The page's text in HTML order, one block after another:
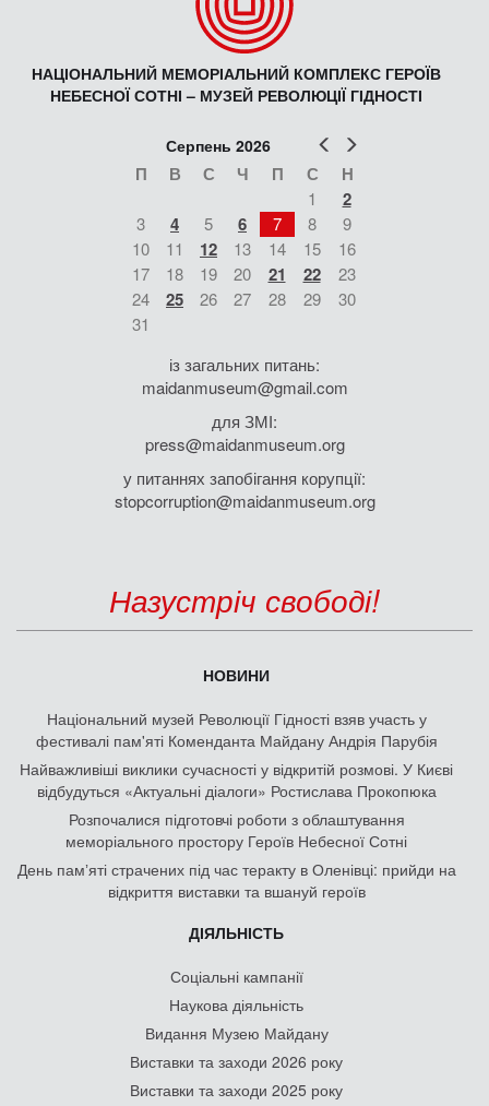
НАЦІОНАЛЬНИЙ МЕМОРІАЛЬНИЙ КОМПЛЕКС ГЕРОЇВ
НЕБЕСНОЇ СОТНІ – МУЗЕЙ РЕВОЛЮЦІЇ ГІДНОСТІ
Попер
Серпень 2026
П В С Ч П С Н
1 2
3 4 5 6 7 8
9
10
11 12 13 14 15
16
17
18 19 20 21 22
23
24
25 26 27 28 29
30
31
із загальних питань:
maidanmuseum@gmail.com
для ЗМІ:
press@maidanmuseum.org
у питаннях запобігання корупції:
stopcorruption@maidanmuseum.org
Назустріч свободі!
НОВИНИ
Національний музей Революції Гідності взяв участь у
фестивалі пам'яті Коменданта Майдану Андрія Парубія
Найважливіші виклики сучасності у відкритій розмові. У Києві
відбудуться «Актуальні діалоги» Ростислава Прокопюка
Розпочалися підготовчі роботи з облаштування
меморіального простору Героїв Небесної Сотні
День памʼяті страчених під час теракту в Оленівці: прийди на
відкриття виставки та вшануй героїв
ДІЯЛЬНІСТЬ
Соціальні кампанії
Наукова діяльність
Видання Музею Майдану
Виставки та заходи 2026 року
Виставки та заходи 2025 року